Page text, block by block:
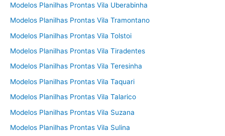
Modelos Planilhas Prontas Vila Uberabinha
Modelos Planilhas Prontas Vila Tramontano
Modelos Planilhas Prontas Vila Tolstoi
Modelos Planilhas Prontas Vila Tiradentes
Modelos Planilhas Prontas Vila Teresinha
Modelos Planilhas Prontas Vila Taquari
Modelos Planilhas Prontas Vila Talarico
Modelos Planilhas Prontas Vila Suzana
Modelos Planilhas Prontas Vila Sulina